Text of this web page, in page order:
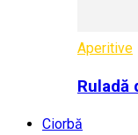
Aperitive
Ruladă
Ciorbă